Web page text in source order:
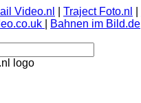
Video.nl Traject Foto.nl
Bahnen im Bild.de